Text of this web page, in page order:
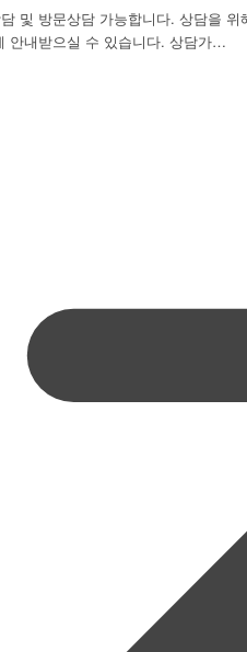
및 방문상담 가능합니다. 상담을
안내받으실 수 있습니다. 상담가…